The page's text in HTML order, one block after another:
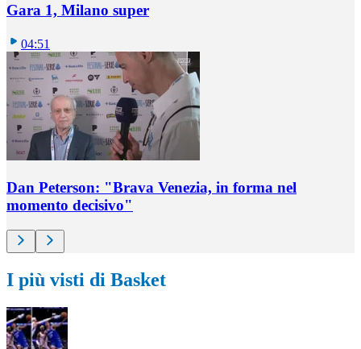
Gara 1, Milano super
04:51
Dan Peterson: "Brava Venezia, in forma nel
momento decisivo"
I più visti di Basket